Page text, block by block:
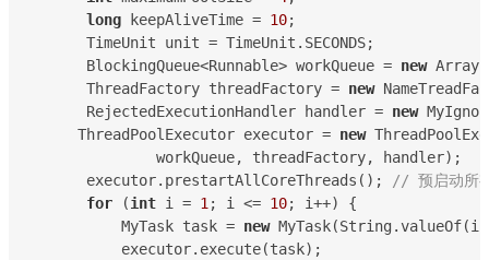
long keepAliveTime = 10;
        TimeUnit unit = TimeUnit.SECONDS;
        BlockingQueue<Runnable> workQueue =
new
        ThreadFactory threadFactory =
new
        RejectedExecutionHandler handler =
new
       ThreadPoolExecutor executor =
new
                workQueue, threadFactory, handler);
        executor.prestartAllCoreThreads();
// 预启动
for (int i = 1; i <= 10; i++) {
            MyTask task =
new
            executor.execute(task);